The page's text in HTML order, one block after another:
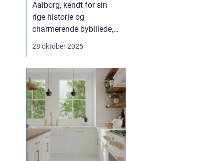
Aalborg, kendt for sin
rige historie og
charmerende bybillede,
er også hjemsted for en
Fotograf
Aalborg
, vil man opdage
et væld af mulig...
28 oktober 2025